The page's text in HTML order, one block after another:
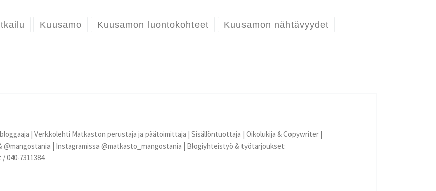
Kuusamo Kuusamon luontokohteet Kuusamon nähtävyydet
| Verkkolehti Matkaston perustaja ja päätoimittaja | Sisällöntuottaja | Oikolukija & Copywriter |
@mangostania | Instagramissa @matkasto_mangostania | Blogiyhteistyö & työtarjoukset:
040-7311384.